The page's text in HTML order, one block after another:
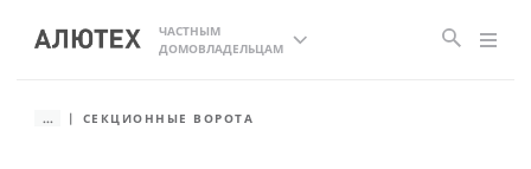
ЧАСТНЫМ
ДОМОВЛАДЕЛЬЦАМ
... СЕКЦИОННЫЕ ВОРОТА